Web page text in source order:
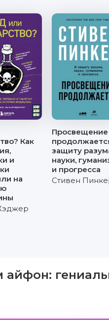
Как
и
на
Просвещение
защиту
науки,
и прогресса
Стивен
айфон: